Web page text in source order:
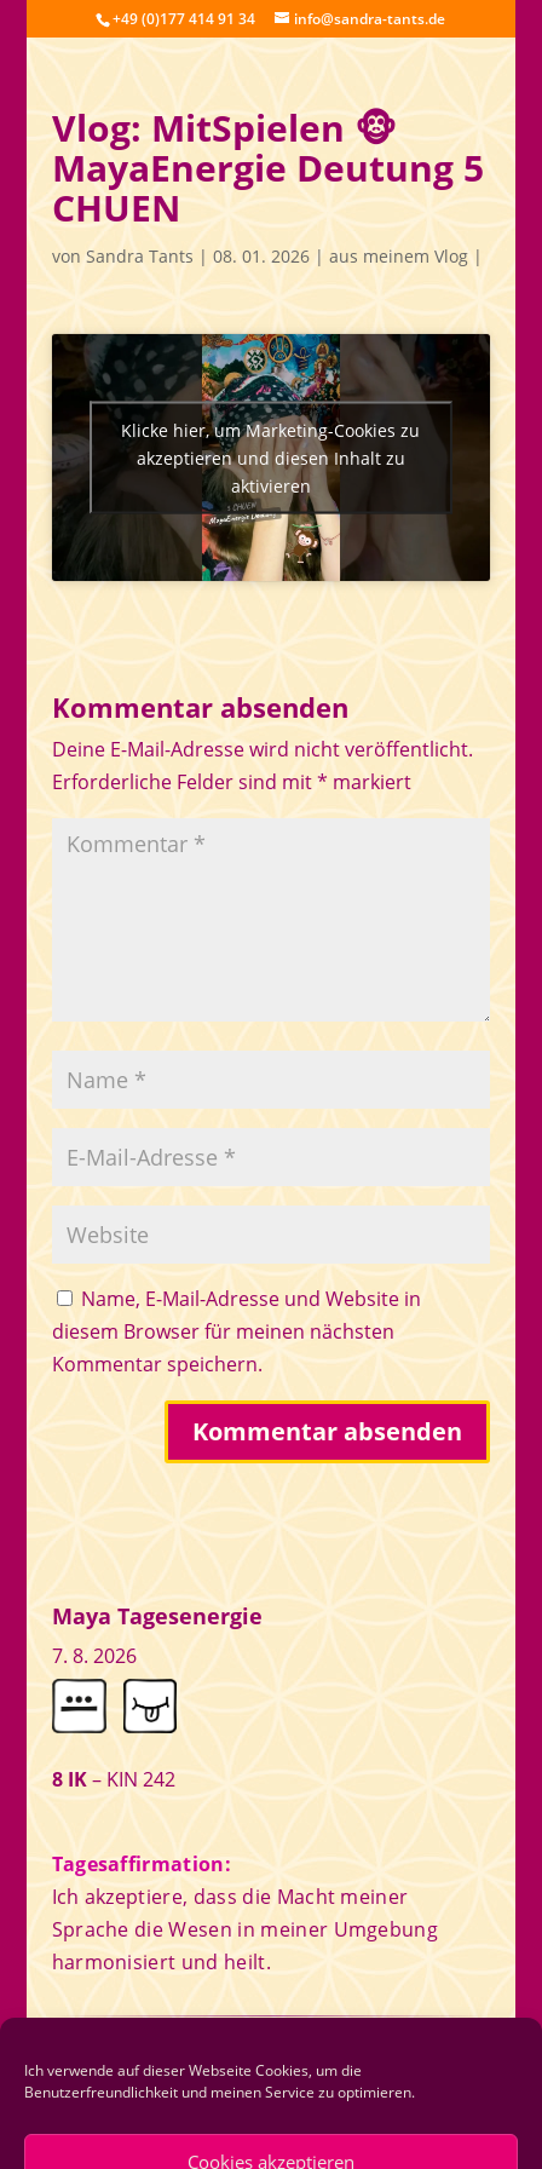
Ich verwende auf dieser Webseite Cookies, um die
Benutzerfreundlichkeit und meinen Service zu optimieren.
Cookies akzeptieren
+49 (0)177 414 91 34 info@sandra-tants.de
Vlog: MitSpielen 🐵
MayaEnergie Deutung 5
CHUEN
von Sandra Tants | 08. 01. 2026| aus meinem Vlog|
Klicke hier, um Marketing-Cookies zu
akzeptieren und diesen Inhalt zu
aktivieren
Kommentar absenden
Deine E-Mail-Adresse wird nicht veröffentlicht.
Erforderliche Felder sind mit* markiert
Name, E-Mail-Adresse und Website in
diesem Browser für meinen nächsten
Kommentar speichern.
Maya Tagesenergie
7. 8. 2026
8 IK– KIN 242
Tagesaffirmation:
Ich akzeptiere, dass die Macht meiner
Sprache die Wesen in meiner Umgebung
harmonisiert und heilt.
Newsletter